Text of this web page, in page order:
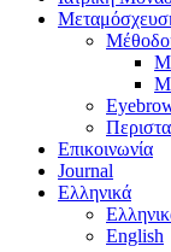
Επικοινωνία
Journal
Ελληνικά
English